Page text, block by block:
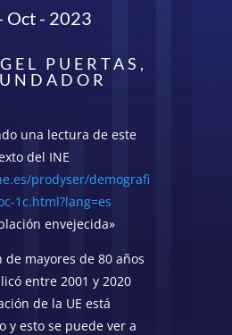
Oct - 2023
PUERTAS,
una lectura de este
del INE
prodyser/demografi
1c.html?lang=es
envejecida»
de mayores de 80 años
entre 2001 y 2020
de la UE está
y esto se puede ver a